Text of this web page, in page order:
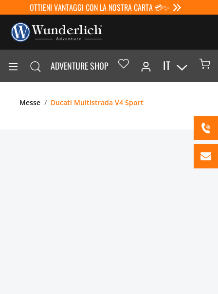
OTTIENI VANTAGGI CON LA NOSTRA CARTA 💳✨
ADVENTURE SHOP IT
Messe Ducati Multistrada V4 Sport